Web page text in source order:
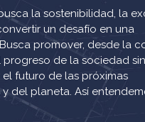
la sostenibilidad, la
un desafío en una
promover, desde la
progreso de la sociedad sin
futuro de las próximas
del planeta. Así